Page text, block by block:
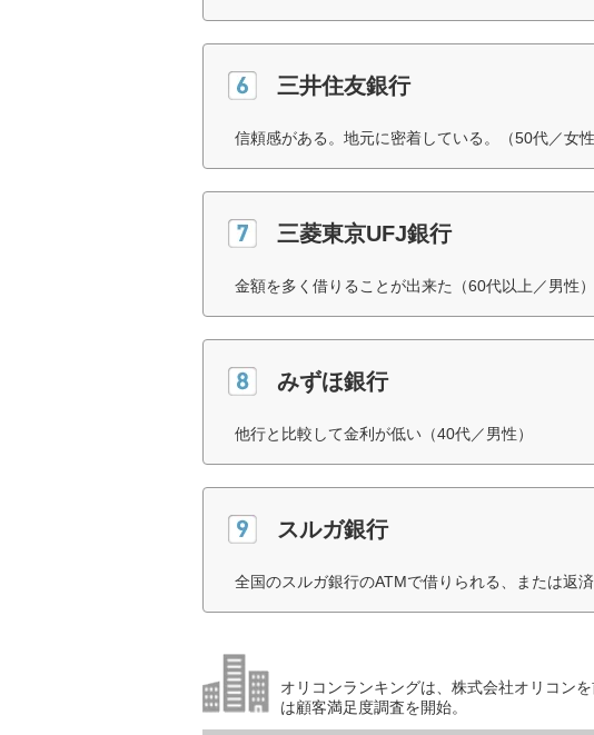
三井住友銀行
信頼感がある。地元に密着している。（50代／女性
三菱東京UFJ銀行
金額を多く借りることが出来た（60代以上／男性）
みずほ銀行
他行と比較して金利が低い（40代／男性）
スルガ銀行
全国のスルガ銀行のATMで借りられる、または返
オリコンランキングは、株式会社オリコン
は顧客満足度調査を開始。